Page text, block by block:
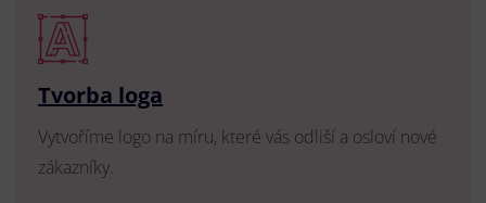
Tvorba loga
Vytvoříme logo na míru, které vás odliší a osloví nové
zákazníky.